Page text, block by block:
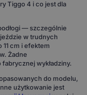
Tiggo 4 i co jest dla
— szczególnie
w trudnych
11 cm i efektem
Żadne
wykładziny.
do modelu,
użytkowanie jest